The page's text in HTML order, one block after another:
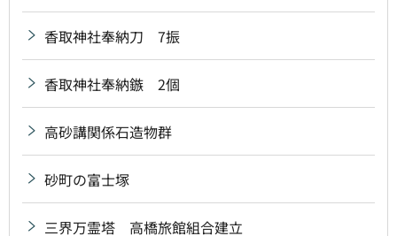
香取神社奉納刀 7振
香取神社奉納鏃 2個
高砂講関係石造物群
砂町の富士塚
三界万霊塔 高橋旅館組合建立